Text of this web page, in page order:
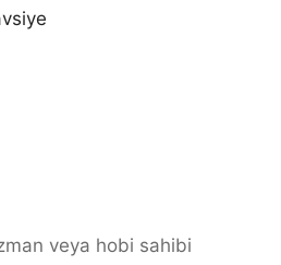
veya hobi sahibi